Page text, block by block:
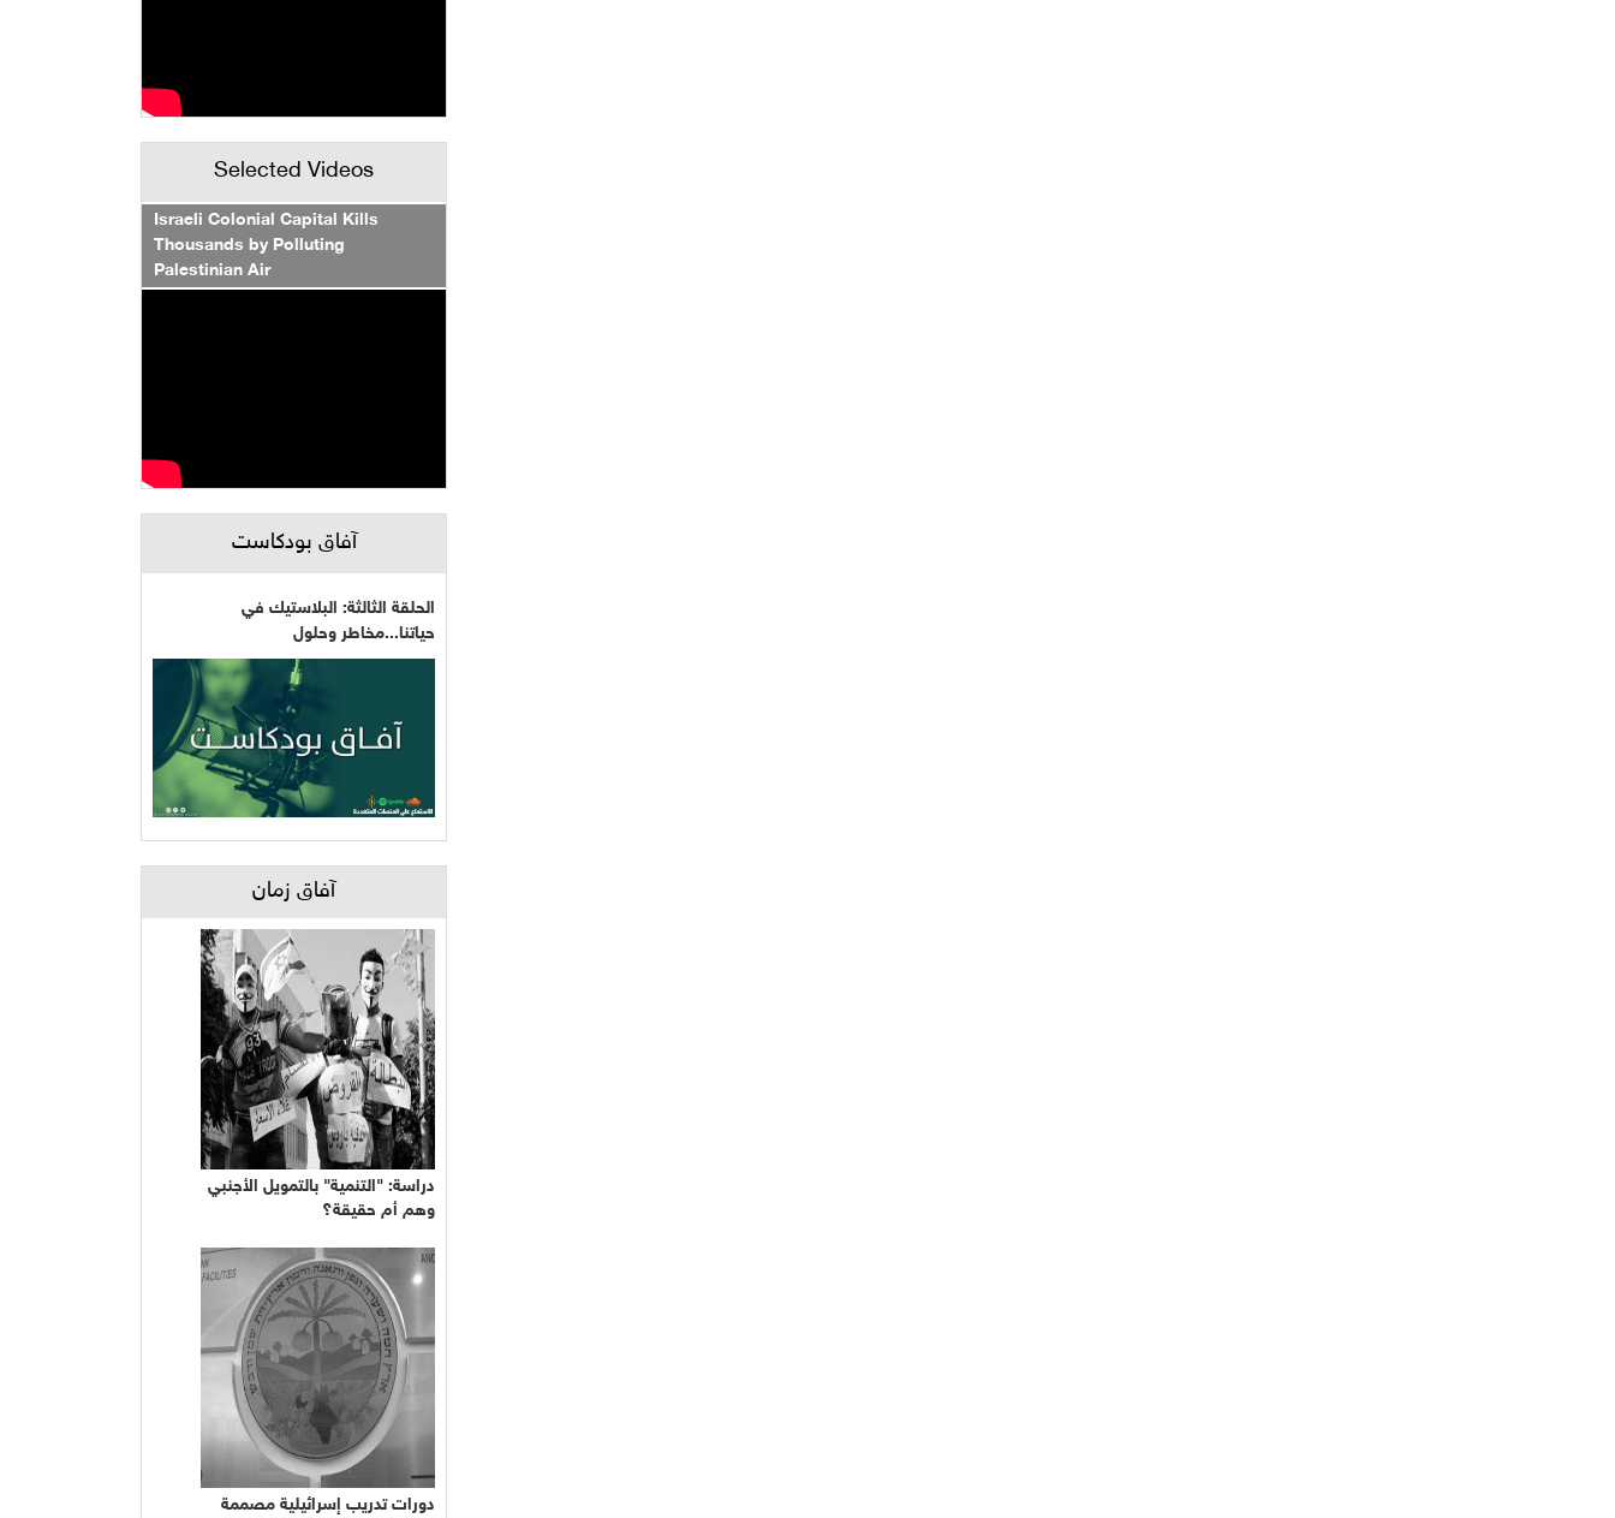
Selected Videos
Israeli Colonial Capital Kills
Thousands by Polluting
Palestinian Air
آفاق بودكاست
الحلقة الثالثة: البلاستيك في
حياتنا...مخاطر وحلول
آفاق زمان
دراسة: "التنمية" بالتمويل الأجنبي
وهم أم حقيقة؟
دورات تدريب إسرائيلية مصممة